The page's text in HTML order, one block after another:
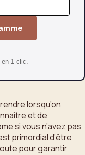
1 clic.
lorsqu’on
et de
si vous n’avez pas
primordial d’être
pour garantir